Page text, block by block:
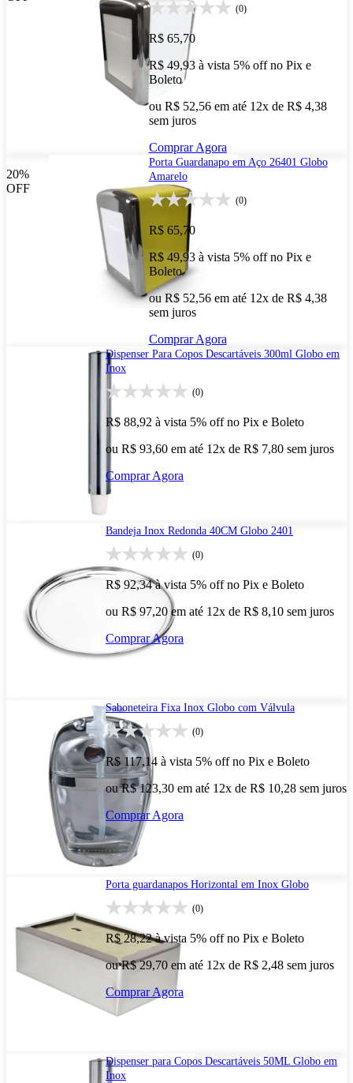
(0)
R$ 65,70
R$ 49,93 à vista 5% off no Pix e
Boleto
ou R$ 52,56 em até 12x de R$ 4,38
sem juros
Comprar Agora
20%
OFF
Porta Guardanapo em Aço 26401 Globo
Amarelo
(0)
R$ 65,70
R$ 49,93 à vista 5% off no Pix e
Boleto
ou R$ 52,56 em até 12x de R$ 4,38
sem juros
Comprar Agora
Dispenser Para Copos Descartáveis 300ml Globo em
Inox
(0)
R$ 88,92 à vista 5% off no Pix e Boleto
ou R$ 93,60 em até 12x de R$ 7,80 sem juros
Comprar Agora
Bandeja Inox Redonda 40CM Globo 2401
(0)
R$ 92,34 à vista 5% off no Pix e Boleto
ou R$ 97,20 em até 12x de R$ 8,10 sem juros
Comprar Agora
Saboneteira Fixa Inox Globo com Válvula
(0)
R$ 117,14 à vista 5% off no Pix e Boleto
ou R$ 123,30 em até 12x de R$ 10,28 sem juros
Comprar Agora
Porta guardanapos Horizontal em Inox Globo
(0)
R$ 28,22 à vista 5% off no Pix e Boleto
ou R$ 29,70 em até 12x de R$ 2,48 sem juros
Comprar Agora
Dispenser para Copos Descartáveis 50ML Globo em
Inox